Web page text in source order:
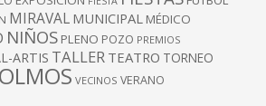
MIRAVAL MUNICIPAL MÉDICO
NIÑOS PLENO POZO PREMIOS
ARTIS TALLER TEATRO TORNEO
VECINOS VERANO